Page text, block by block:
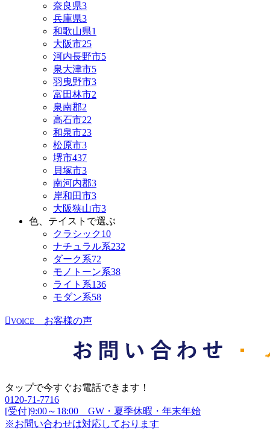
奈良県3
兵庫県3
和歌山県1
大阪市25
河内長野市5
泉大津市5
羽曳野市3
富田林市2
泉南郡2
高石市22
和泉市23
松原市3
堺市437
貝塚市3
南河内郡3
岸和田市3
大阪狭山市3
色、テイストで選ぶ
クラシック10
ナチュラル系232
ダーク系72
モノトーン系38
ライト系136
モダン系58
VOICE お客様の声
タップで今すぐお電話できます！
0120-71-7716
[受付]9:00～18:00 GW・夏季休暇・年末年始
※お問い合わせは対応しております